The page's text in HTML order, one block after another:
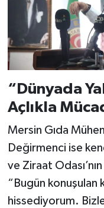
“Dünyada
Açlıkla
Mersin Gıda
Değirmenci ise
ve Ziraat
“Bugün konuşulan
hissediyorum.